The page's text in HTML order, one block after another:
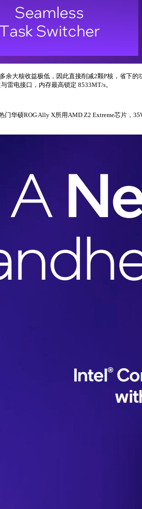
大核收益极低，因此直接削减2颗P核，省下
雷电接口，内存最高锁定 8533MT/s。
华硕ROG Ally X所用AMD Z2 Extreme芯片，